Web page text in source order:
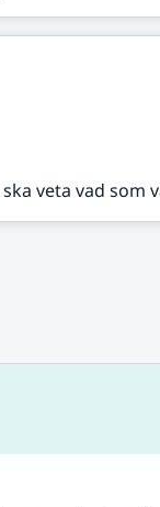
veta vad som